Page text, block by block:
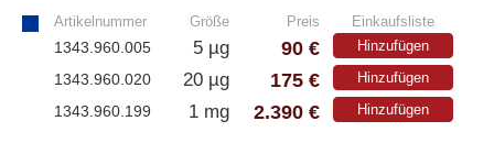
Artikelnummer Größe Preis Einkaufsliste
1343.960.005 5 µg 90 € Hinzufügen
1343.960.020 20 µg 175 € Hinzufügen
1343.960.199 1 mg 2.390 € Hinzufügen